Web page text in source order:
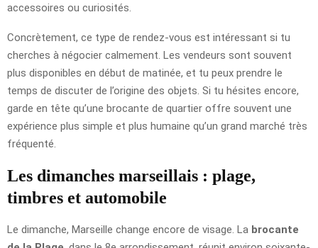
accessoires ou curiosités.
Concrètement, ce type de rendez-vous est intéressant si tu
cherches à négocier calmement. Les vendeurs sont souvent
plus disponibles en début de matinée, et tu peux prendre le
temps de discuter de l’origine des objets. Si tu hésites encore,
garde en tête qu’une brocante de quartier offre souvent une
expérience plus simple et plus humaine qu’un grand marché très
fréquenté.
Les dimanches marseillais : plage,
timbres et automobile
Le dimanche, Marseille change encore de visage. La brocante